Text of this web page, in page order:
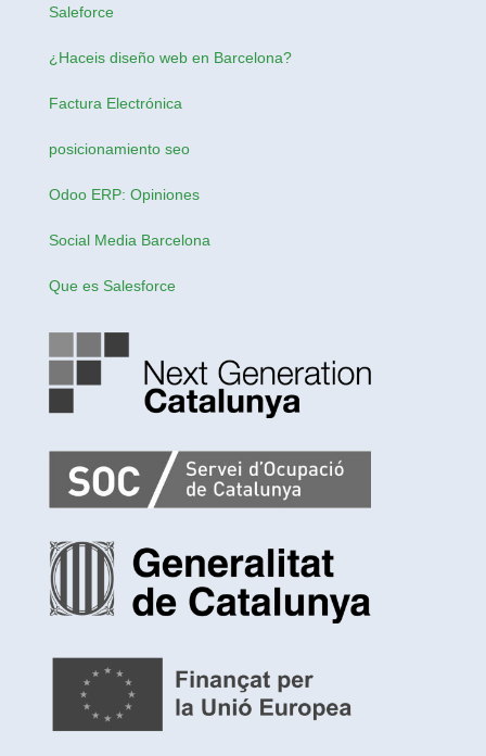
Saleforce
¿Haceis diseño web en Barcelona?
Factura Electrónica
posicionamiento seo
Odoo ERP: Opiniones
Social Media Barcelona
Que es Salesforce